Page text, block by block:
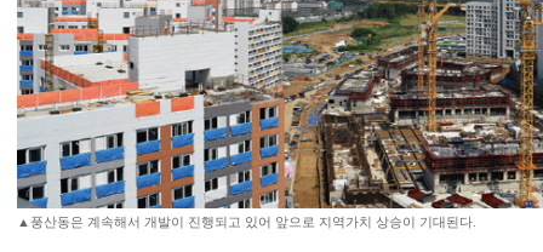
▲풍산동은 계속해서 개발이 진행되고 있어 앞으로 지역가치 상승이 기대된다.